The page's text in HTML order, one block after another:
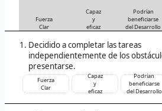
Fuerza
Clar
Capaz
y
eficaz
Podrían
beneficiarse
del Desarrollo
Decidido a completar las tareas
independientemente de los
presentarse.
Fuerza
Clar
Capaz
y
eficaz
Podrían
beneficiarse
del Desarrollo